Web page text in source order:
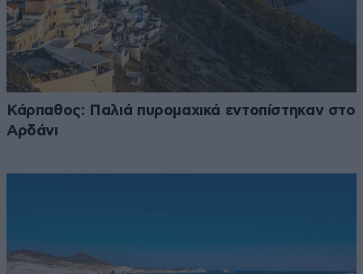
Κάρπαθος: Παλιά πυρομαχικά εντοπίστηκαν στο
Αρδάνι